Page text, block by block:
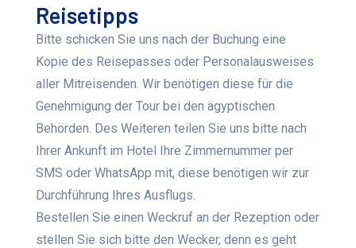
Reisetipps
Bitte schicken Sie uns nach der Buchung eine
Kopie des Reisepasses oder Personalausweises
aller Mitreisenden. Wir benötigen diese für die
Genehmigung der Tour bei den ägyptischen
Behörden. Des Weiteren teilen Sie uns bitte nach
Ihrer Ankunft im Hotel Ihre Zimmernummer per
SMS oder WhatsApp mit, diese benötigen wir zur
Durchführung Ihres Ausflugs.
Bestellen Sie einen Weckruf an der Rezeption oder
stellen Sie sich bitte den Wecker, denn es geht